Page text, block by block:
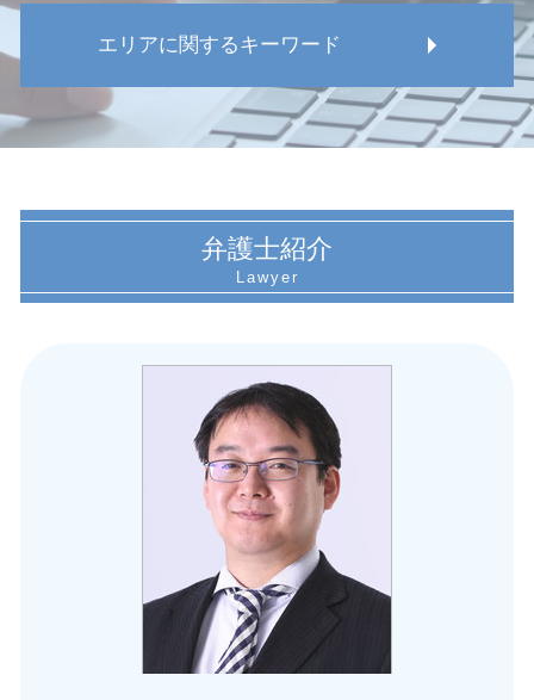
パワハラ 防止策
分限免職 普通解雇
転勤 拒否
労働安全 違反
労働 パワハラ防止法
労務問題 企業
労働 トラブル 相談
労働 ハラスメント 相談
安全管理義務違反 コロナ
労務問題 弁護士 相談
エリアに関するキーワード
愛知県 就業規則作成 相談
愛知県 労働審判
愛知県 従業員 訴訟
名古屋市 セクハラ訴訟
名古屋市 使用者側 労務問題
名古屋市 未払い賃金請求された
愛知県 復職トラブル 弁護士
名古屋市 休職 問題
名古屋市 労働問題 弁護士
名古屋市 従業員 訴えられた
愛知県 パワハラ訴訟
名古屋市 労務問題 弁護士
愛知県 不当解雇 相談
愛知県 労働基準監督署 対応
愛知県 労働問題 法律事務所
名古屋市 労務 トラブル
名古屋市 不当解雇 弁護士
弁護士紹介